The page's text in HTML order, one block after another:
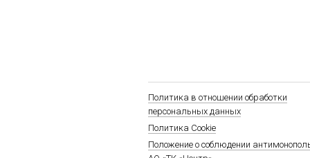
Политика в отношении обработки
персональных данных
Политика Cookie
Положение о соблюдении